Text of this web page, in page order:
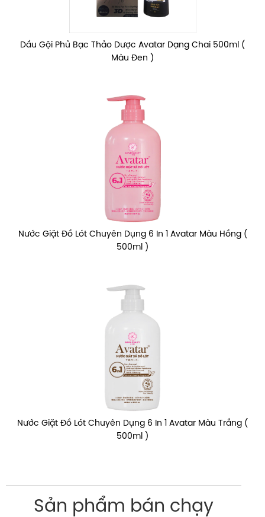
Dầu Gội Phủ Bạc Thảo Dược Avatar Dạng Chai 500ml (
Màu Đen )
Nước Giặt Đồ Lót Chuyên Dụng 6 In 1 Avatar Màu Hồng (
500ml )
Nước Giặt Đồ Lót Chuyên Dụng 6 In 1 Avatar Màu Trắng (
500ml )
Sản phẩm bán chạy